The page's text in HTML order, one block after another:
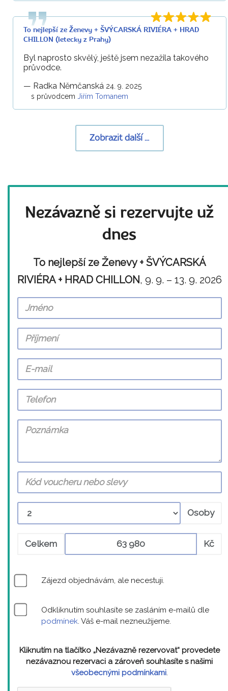
To nejlepší ze Ženevy + ŠVÝCARSKÁ RIVIÉRA + HRAD
CHILLON (letecky z Prahy)
Byl naprosto skvělý, ještě jsem nezažila takového
průvodce.
— Radka Němčanská 24. 9. 2025
s průvodcem Jiřím Tomanem
Zobrazit další ...
Nezávazně si rezervujte už
dnes
To nejlepší ze Ženevy + ŠVÝCARSKÁ
RIVIÉRA + HRAD CHILLON, 9. 9. – 13. 9. 2026
Osoby
Celkem Kč
Zájezd objednávám, ale necestuji.
Odkliknutím souhlasíte se zasláním e-mailů dle
podmínek . Váš e-mail nezneužijeme.
Kliknutím na tlačítko „Nezávazně rezervovat“ provedete
nezávaznou rezervaci a zároveň souhlasíte s našimi
všeobecnými podmínkami.